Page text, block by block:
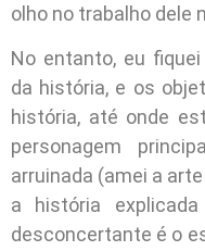
olho no trabalho dele
No entanto, eu
da história, e os
história, até onde
personagem
arruinada (amei a
a história
desconcertante é o